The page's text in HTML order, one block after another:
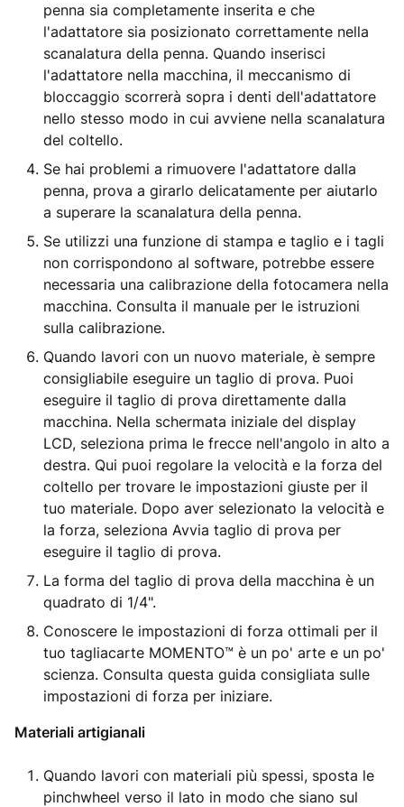
penna sia completamente inserita e che
l'adattatore sia posizionato correttamente nella
scanalatura della penna. Quando inserisci
l'adattatore nella macchina, il meccanismo di
bloccaggio scorrerà sopra i denti dell'adattatore
nello stesso modo in cui avviene nella scanalatura
del coltello.
Se hai problemi a rimuovere l'adattatore dalla
penna, prova a girarlo delicatamente per aiutarlo
a superare la scanalatura della penna.
Se utilizzi una funzione di stampa e taglio e i tagli
non corrispondono al software, potrebbe essere
necessaria una calibrazione della fotocamera nella
macchina. Consulta il manuale per le istruzioni
sulla calibrazione.
Quando lavori con un nuovo materiale, è sempre
consigliabile eseguire un taglio di prova. Puoi
eseguire il taglio di prova direttamente dalla
macchina. Nella schermata iniziale del display
LCD, seleziona prima le frecce nell'angolo in alto a
destra. Qui puoi regolare la velocità e la forza del
coltello per trovare le impostazioni giuste per il
tuo materiale. Dopo aver selezionato la velocità e
la forza, seleziona Avvia taglio di prova per
eseguire il taglio di prova.
La forma del taglio di prova della macchina è un
quadrato di 1/4".
Conoscere le impostazioni di forza ottimali per il
tuo tagliacarte MOMENTO™ è un po' arte e un po'
scienza. Consulta questa guida consigliata sulle
impostazioni di forza per iniziare.
Materiali artigianali
Quando lavori con materiali più spessi, sposta le
pinchwheel verso il lato in modo che siano sul